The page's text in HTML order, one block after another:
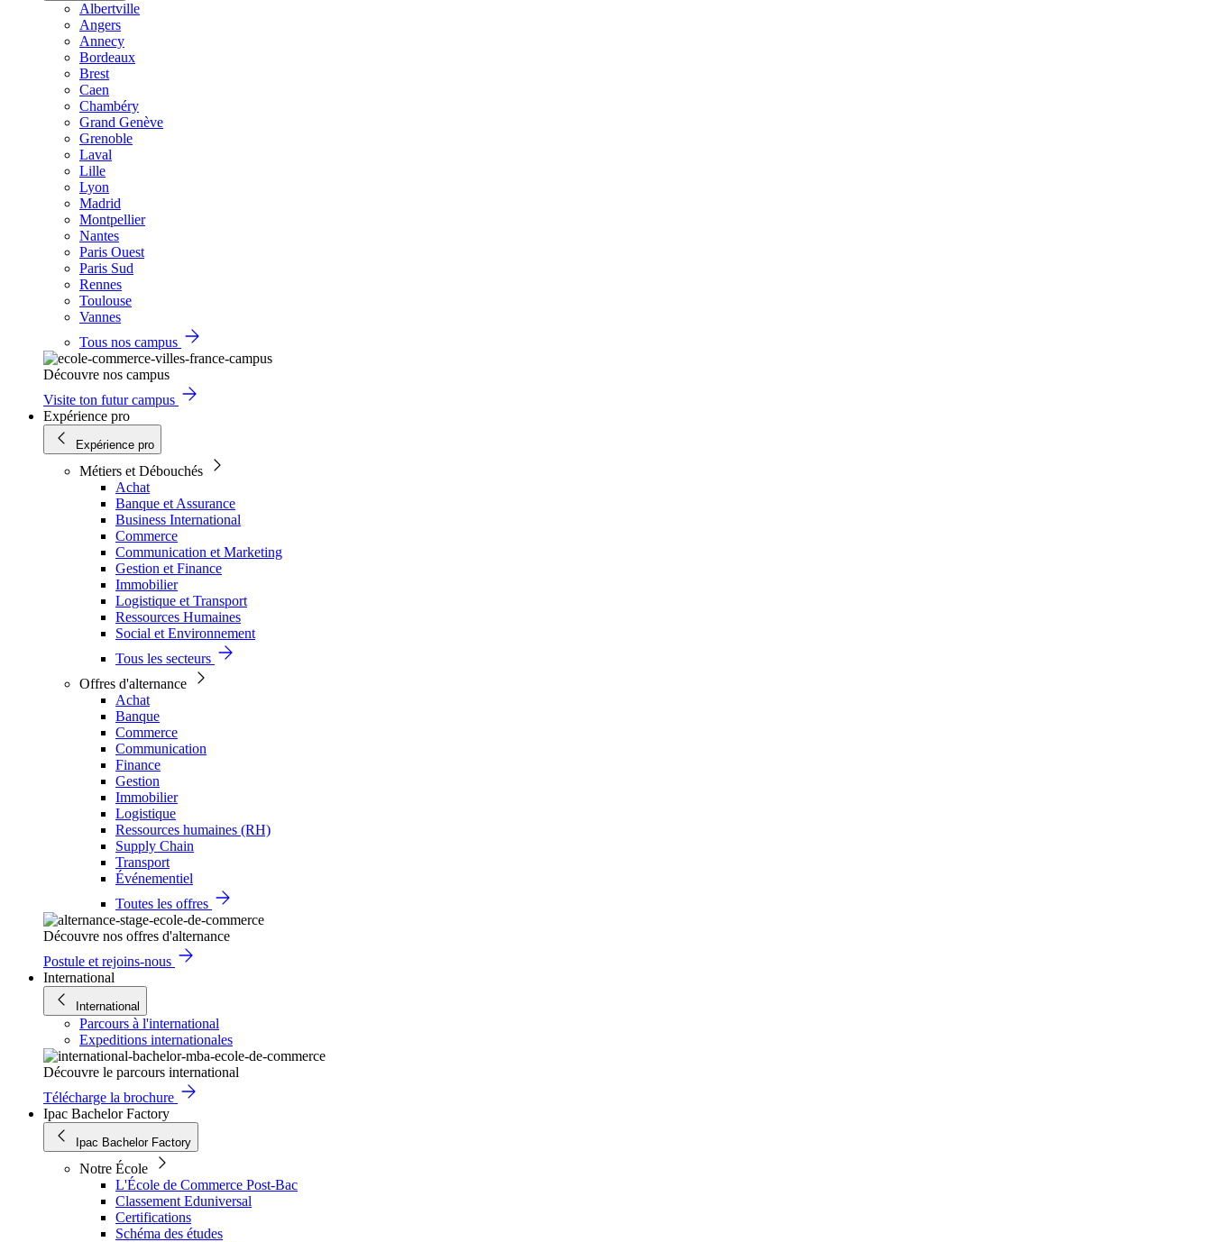
Albertville
Angers
Annecy
Bordeaux
Brest
Caen
Chambéry
Grand Genève
Grenoble
Laval
Lille
Lyon
Madrid
Montpellier
Nantes
Paris Ouest
Paris Sud
Rennes
Toulouse
Vannes
Tous nos campus
Découvre nos campus
Visite ton futur campus
Expérience pro
Expérience pro
Métiers et Débouchés
Achat
Banque et Assurance
Business International
Commerce
Communication et Marketing
Gestion et Finance
Immobilier
Logistique et Transport
Ressources Humaines
Social et Environnement
Tous les secteurs
Offres d'alternance
Achat
Banque
Commerce
Communication
Finance
Gestion
Immobilier
Logistique
Ressources humaines (RH)
Supply Chain
Transport
Événementiel
Toutes les offres
Découvre nos offres d'alternance
Postule et rejoins-nous
International
International
Parcours à l'international
Expeditions internationales
Découvre le parcours international
Télécharge la brochure
Ipac Bachelor Factory
Ipac Bachelor Factory
Notre École
L'École de Commerce Post-Bac
Classement Eduniversal
Certifications
Schéma des études